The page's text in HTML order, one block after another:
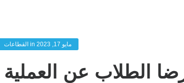
مايو 17, 2023 القطاعات
الطلاب عن العملية